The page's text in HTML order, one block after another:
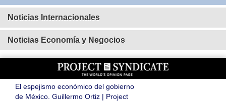
Noticias Internacionales
Noticias Economía y Negocios
El espejismo económico del gobierno
de México. Guillermo Ortiz | Project